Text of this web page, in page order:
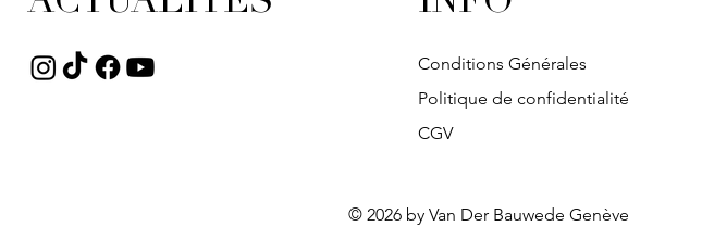
Conditions Générales
Politique de confidentialité
CGV
© 2026 by Van Der Bauwede Genève